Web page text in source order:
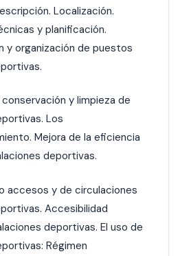
Localización.
y planificación.
y organización de puestos
y limpieza de
Los
Mejora de la eficiencia
deportivas.
accesos y de circulaciones
Accesibilidad
deportivas. El uso de
Régimen